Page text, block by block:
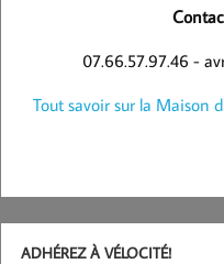
07.66.57.97.46 -
Tout savoir sur la Maison
ADHÉREZ À VÉLOCITÉ!